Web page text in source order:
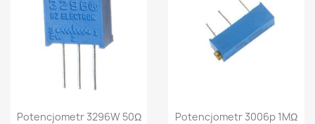
Potencjometr 3296W 50Ω
Potencjometr 3006p 1MΩ